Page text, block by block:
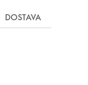
DOSTAVA